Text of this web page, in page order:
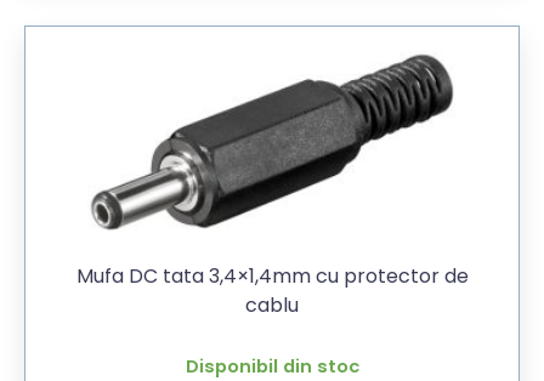
Mufa DC tata 3,4×1,4mm cu protector de
cablu
Disponibil din stoc